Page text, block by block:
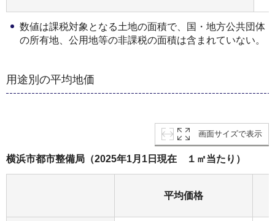
数値は課税対象となる土地の面積で、国・地方公共団体
の所有地、公用地等の非課税の面積は含まれていない。
用途別の平均地価
画面サイズで表示
横浜市都市整備局（2025年1月1日現在 １㎡当たり）
平均価格